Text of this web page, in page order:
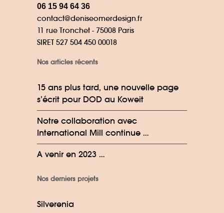
06 15 94 64 36
contact@deniseomerdesign.fr
11 rue Tronchet - 75008 Paris
SIRET 527 504 450 00018
Nos articles récents
15 ans plus tard, une nouvelle page
s’écrit pour DOD au Koweit
Notre collaboration avec
International Mill continue …
A venir en 2023 …
Nos derniers projets
Silverenia